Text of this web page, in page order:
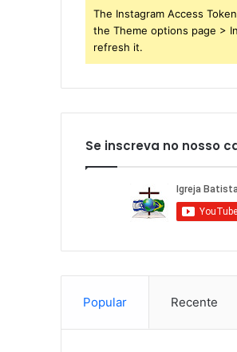
The Instagram Access
the Theme options page >
refresh it.
Se inscreva no nosso
Popular Recente